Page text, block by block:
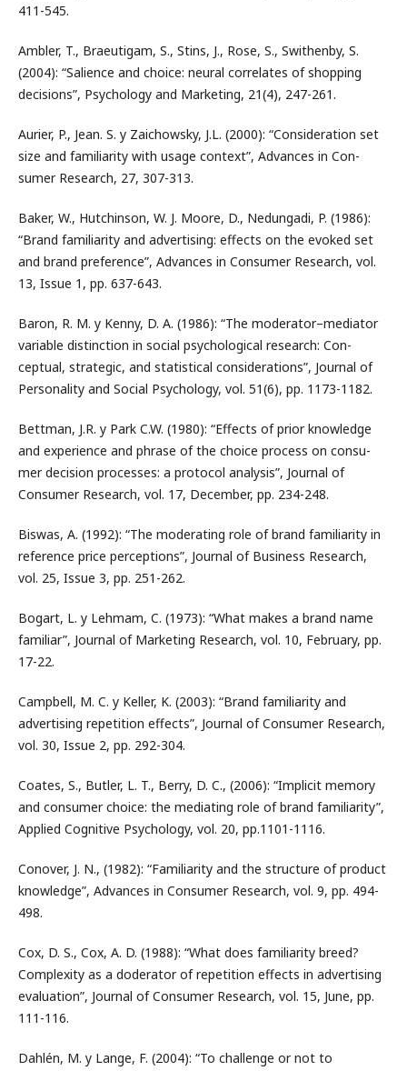
411-545.
Ambler, T., Braeutigam, S., Stins, J., Rose, S., Swithenby, S.
(2004): “Salience and choice: neural correlates of shopping
decisions”, Psychology and Marketing, 21(4), 247-261.
Aurier, P., Jean. S. y Zaichowsky, J.L. (2000): “Consideration set
size and familiarity with usage context”, Advances in Con-
sumer Research, 27, 307-313.
Baker, W., Hutchinson, W. J. Moore, D., Nedungadi, P. (1986):
“Brand familiarity and advertising: effects on the evoked set
and brand preference”, Advances in Consumer Research, vol.
13, Issue 1, pp. 637-643.
Baron, R. M. y Kenny, D. A. (1986): “The moderator–mediator
variable distinction in social psychological research: Con-
ceptual, strategic, and statistical considerations”, Journal of
Personality and Social Psychology, vol. 51(6), pp. 1173-1182.
Bettman, J.R. y Park C.W. (1980): “Effects of prior knowledge
and experience and phrase of the choice process on consu-
mer decision processes: a protocol analysis”, Journal of
Consumer Research, vol. 17, December, pp. 234-248.
Biswas, A. (1992): “The moderating role of brand familiarity in
reference price perceptions”, Journal of Business Research,
vol. 25, Issue 3, pp. 251-262.
Bogart, L. y Lehmam, C. (1973): “What makes a brand name
familiar”, Journal of Marketing Research, vol. 10, February, pp.
17-22.
Campbell, M. C. y Keller, K. (2003): “Brand familiarity and
advertising repetition effects”, Journal of Consumer Research,
vol. 30, Issue 2, pp. 292-304.
Coates, S., Butler, L. T., Berry, D. C., (2006): “Implicit memory
and consumer choice: the mediating role of brand familiarity”,
Applied Cognitive Psychology, vol. 20, pp.1101-1116.
Conover, J. N., (1982): “Familiarity and the structure of product
knowledge”, Advances in Consumer Research, vol. 9, pp. 494-
498.
Cox, D. S., Cox, A. D. (1988): “What does familiarity breed?
Complexity as a doderator of repetition effects in advertising
evaluation”, Journal of Consumer Research, vol. 15, June, pp.
111-116.
Dahlén, M. y Lange, F. (2004): “To challenge or not to